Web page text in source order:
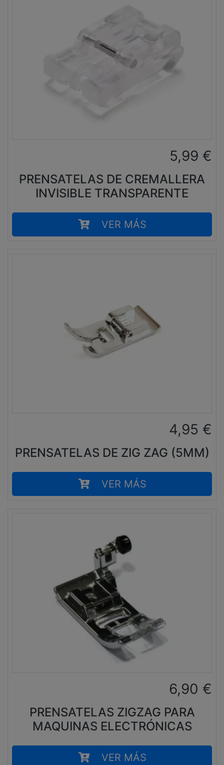
5,99 €
PRENSATELAS DE CREMALLERA
INVISIBLE TRANSPARENTE
VER MÁS
4,95 €
PRENSATELAS DE ZIG ZAG (5MM)
VER MÁS
6,90 €
PRENSATELAS ZIGZAG PARA
MAQUINAS ELECTRÓNICAS
VER MÁS